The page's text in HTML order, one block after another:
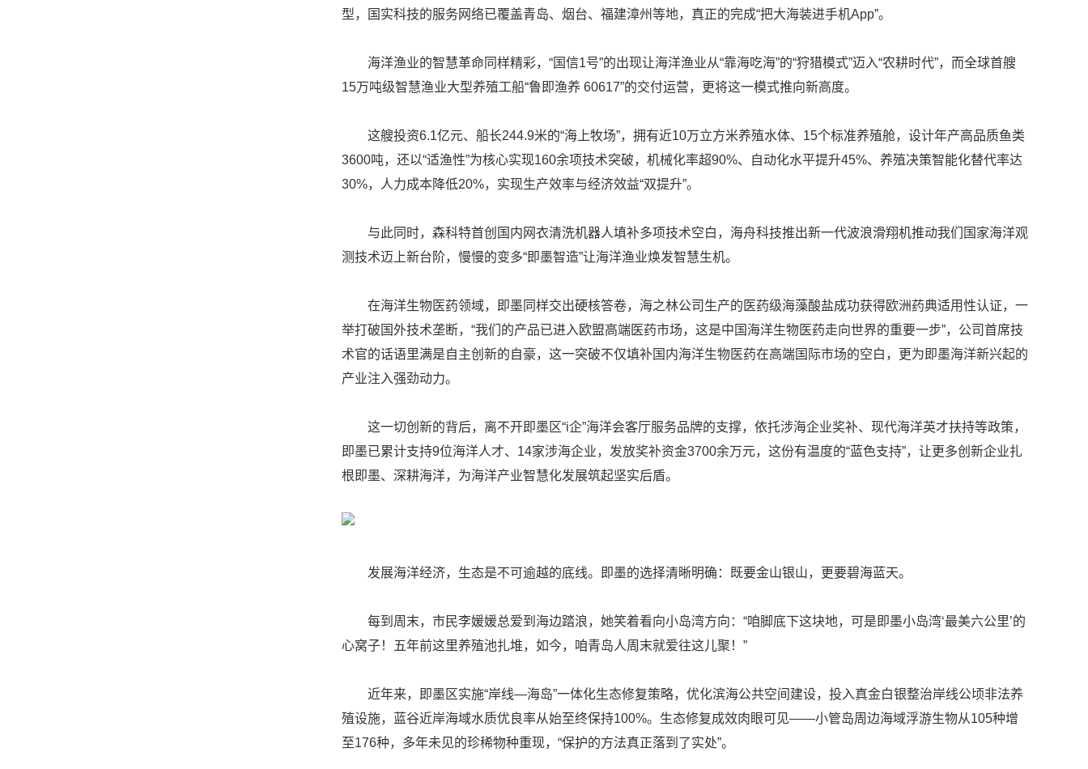
型，国实科技的服务网络已覆盖青岛、烟台、福建漳州等地，真正的完成“把大海装进手机App”。
海洋渔业的智慧革命同样精彩，“国信1号”的出现让海洋渔业从“靠海吃海”的“狩猎模式”迈入“农耕时代”，而全球首艘
15万吨级智慧渔业大型养殖工船“鲁即渔养 60617”的交付运营，更将这一模式推向新高度。
这艘投资6.1亿元、船长244.9米的“海上牧场”，拥有近10万立方米养殖水体、15个标准养殖舱，设计年产高品质鱼类
3600吨，还以“适渔性”为核心实现160余项技术突破，机械化率超90%、自动化水平提升45%、养殖决策智能化替代率达
30%，人力成本降低20%，实现生产效率与经济效益“双提升”。
与此同时，森科特首创国内网衣清洗机器人填补多项技术空白，海舟科技推出新一代波浪滑翔机推动我们国家海洋观
测技术迈上新台阶，慢慢的变多“即墨智造”让海洋渔业焕发智慧生机。
在海洋生物医药领域，即墨同样交出硬核答卷，海之林公司生产的医药级海藻酸盐成功获得欧洲药典适用性认证，一
举打破国外技术垄断，“我们的产品已进入欧盟高端医药市场，这是中国海洋生物医药走向世界的重要一步”，公司首席技
术官的话语里满是自主创新的自豪，这一突破不仅填补国内海洋生物医药在高端国际市场的空白，更为即墨海洋新兴起的
产业注入强劲动力。
这一切创新的背后，离不开即墨区“i企”海洋会客厅服务品牌的支撑，依托涉海企业奖补、现代海洋英才扶持等政策，
即墨已累计支持9位海洋人才、14家涉海企业，发放奖补资金3700余万元，这份有温度的“蓝色支持”，让更多创新企业扎
根即墨、深耕海洋，为海洋产业智慧化发展筑起坚实后盾。
发展海洋经济，生态是不可逾越的底线。即墨的选择清晰明确：既要金山银山，更要碧海蓝天。
每到周末，市民李媛媛总爱到海边踏浪，她笑着看向小岛湾方向：“咱脚底下这块地，可是即墨小岛湾‘最美六公里’的
心窝子！五年前这里养殖池扎堆，如今，咱青岛人周末就爱往这儿聚！”
近年来，即墨区实施“岸线—海岛”一体化生态修复策略，优化滨海公共空间建设，投入真金白银整治岸线公顷非法养
殖设施，蓝谷近岸海域水质优良率从始至终保持100%。生态修复成效肉眼可见——小管岛周边海域浮游生物从105种增
至176种，多年未见的珍稀物种重现，“保护的方法真正落到了实处”。